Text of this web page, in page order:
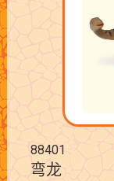
88401
弯龙